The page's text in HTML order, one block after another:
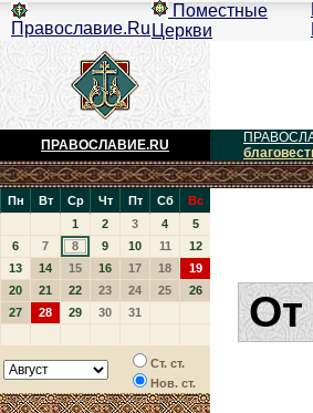
Православие.Ru
Поместные
Церкви
ПРАВОСЛАВИЕ.RU
Пн Вт Ср Чт Пт Сб
Вс
1
2 3 4
5
6
7 8 9 10 11
12
13
14 15 16 17 18
19
20
21 22 23 24 25
26
27
28 29 30 31
Ст. ст.
Нов. ст.
От